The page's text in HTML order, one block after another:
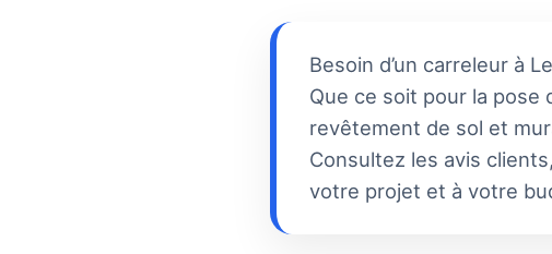
Besoin d’un carreleur à
Que ce soit pour la pose
revêtement de sol et
Consultez les avis
votre projet et à votre